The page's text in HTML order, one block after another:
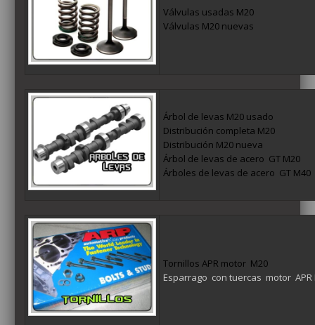
Válvulas usadas M20
Válvulas M20 nuevas
Árbol de levas M20 usado
Distribución completa M20
Distribución M20 nueva
Árbol de levas de acero GT M20
Árboles de levas de acero GT M40
Tornillos APR motor M20
Esparrago con tuercas motor APR